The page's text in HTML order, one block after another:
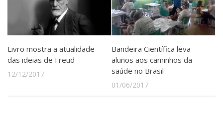
Livro mostra a atualidade
das ideias de Freud
12/12/2017
Bandeira Científica leva
alunos aos caminhos da
saúde no Brasil
01/06/2017